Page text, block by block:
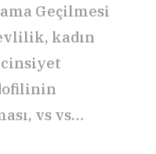
Geçilmesi
kadın
vs vs…